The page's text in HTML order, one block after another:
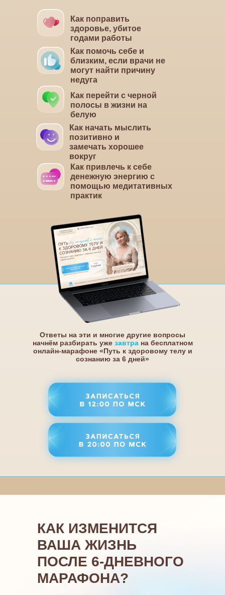
Как поправить
здоровье, убитое
годами работы
Как перейти с черной
полосы в жизни на
белую
Как помочь себе и
близким, если врачи не
могут найти причину
недуга
Как начать мыслить
позитивно и
замечать хорошее
вокруг
Как привлечь к себе
денежную энергию с
помощью медитативных
практик
Ответы на эти и многие другие вопросы
начнём разбирать уже завтра на бесплатном
онлайн-марафоне «Путь к здоровому телу и
сознанию за 6 дней»
КАК ИЗМЕНИТСЯ
ПОСЛЕ 6-ДНЕВНОГО
МАРАФОНА?
КАК ИЗМЕНИТСЯ
ВАША ЖИЗНЬ
ПОСЛЕ 6-ДНЕВНОГО
МАРАФОНА?